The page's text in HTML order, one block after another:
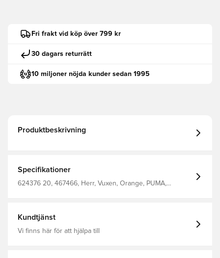
Fri frakt vid köp över 799 kr
30 dagars returrätt
10 miljoner nöjda kunder sedan 1995
Produktbeskrivning
Specifikationer
624376 20, 467466, Herr, Vuxen, Orange, PUMA,
Kundtjänst
Vi finns här för att hjälpa till